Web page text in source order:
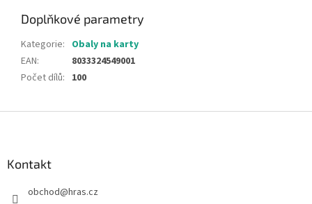
Doplňkové parametry
Kategorie: Obaly na karty
EAN:
8033324549001
Počet dílů: 100
Kontakt
obchod@hras.cz